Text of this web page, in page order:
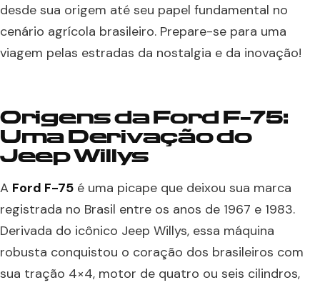
desde sua origem até seu papel fundamental no
cenário agrícola brasileiro. Prepare-se para uma
viagem pelas estradas da nostalgia e da inovação!
Origens da Ford F-75:
Uma Derivação do
Jeep Willys
A Ford F-75 é uma picape que deixou sua marca
registrada no Brasil entre os anos de 1967 e 1983.
Derivada do icônico Jeep Willys, essa máquina
robusta conquistou o coração dos brasileiros com
sua tração 4×4, motor de quatro ou seis cilindros,